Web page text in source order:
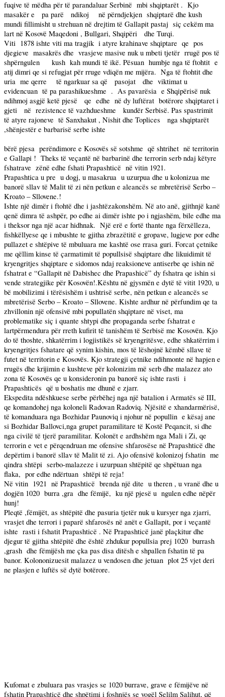
fuqive të mëdha për të parandaluar Serbinë mbi shqiptarët . Kjo
masakër e
pa parë ndikoj në përndjekjen shqiptarë dhe kush
mundi fillimisht u strehuan në drejtim të Gallapit pastaj siç cekëm ma
lart në Kosovë Maqedoni , Bullgari, Shqipëri
dhe Turqi.
Viti 1878 ishte viti ma tragjik i atyre krahinave shqiptare qe pos
djegieve masakrës dhe vrasjeve masive nuk u mbeti tjetër rrugë pos të
shpërngulen
kush kah mundi të ikë. Pësuan humbje nga të ftohtit e
atij dimri qe si refugjat për rruge vdiqën me mijëra. Nga të ftohtit dhe
uria me qerre të ngarkuar sa që pasojat dhe viktimat u
evidencuan të pa parashikueshme . As pavarësia e Shqipërisë nuk
ndihmoj asgjë ketë pjesë
qe edhe në dy luftërat botërore shqiptaret i
gjeti
në rezistence të vazhdueshme
kundër Serbisë. Pas spastrimit
të atyre rajoneve të Sanxhakut , Nishit dhe Toplices
nga shqiptarët
,shënjestër e barbarisë serbe ishte
bërë pjesa perëndimore e Kosovës së sotshme që shtrihet në territorin
e Gallapi ! Theks të veçantë në barbarinë dhe terrorin serb ndaj këtyre
fshatrave zënë edhe fshati Prapashticë në vitin 1921.
Prapashtica u pre u dogj, u masakrua u uzurpua dhe u kolonizua me
banorë sllav të Malit të zi nën petkun e aleancës se mbretërisë Serbo –
Kroato – Sllovene.!
Ishte një dimër i ftohtë dhe i jashtëzakonshëm. Në ato anë, gjithnjë kanë
qenë dimra të ashpër, po edhe ai dimër ishte po i ngjashëm, bile edhe ma
i theksor nga një acar hidhnak. Një erë e fortë thante nga fërxëlleza,
fishkëllyese qe i mbushte te gjitha zbrazëtitë e gropave, lugjeve por edhe
pullazet e shtëpive të mbuluara me kashtë ose rrasa guri. Forcat çetnike
me qëllim kinse të çarmatimit të popullsisë shqiptare dhe likuidimit të
kryengritjes shqiptare e sidomos ndaj reaksioneve antiserbe qe ishin në
fshatrat e “Gallapit në Dabishec dhe Prapashicë” dy fshatra qe ishin si
vende strategjike për Kosovën!.Kështu në gjysmën e dytë të vitit 1920, u
bë mobilizimi i tërësishëm i ushtrisë serbe, nën petkun e aleancës se
mbretërisë Serbo – Kroato – Sllovene. Kishte ardhur në përfundim qe ta
zhvillonin një ofensivë mbi popullatën shqiptare në viset, ma
problematike siç i quante shtypi dhe propaganda serbe fshatrat e
lartpërmendura për rreth kufirit të tanishëm të Serbisë me Kosovën. Kjo
do të thoshte, shkatërrim i logjistikës së kryengritësve, edhe shkatërrim i
kryengritjes fshatare që synim kishin, mos të lëshojnë këmbë sllave të
futet në territorin e Kosovës. Kjo strategji çetnike ndihmonte në hapjen e
rrugës dhe krijimin e kushteve për kolonizim më serb dhe malazez ato
zona të Kosovës qe u konsideronin pa banorë siç ishte rasti i
Prapashticës që u boshatis me dhunë e zjarr.
Ekspedita ndëshkuese serbe përbëhej nga një batalion i Armatës së III,
qe komandohej nga koloneli Radovan Radoviq. Njësitë e xhandarmërisë,
të komanduara nga Bozhidar Paunoviq i njohur në popullin e kësaj ane
si Bozhidar Ballovci,nga grupet paramilitare të Kostë Peqancit, si dhe
nga civilë të tjerë paramilitar. Kolonët e ardhshëm nga Mali i Zi, qe
terrorin e vet e përqendruan me ofensive shfarosëse në Prapashticë dhe
depërtim i banorë sllav të Malit të zi. Ajo ofensivë kolonizoj fshatin me
qindra shtëpi serbo-malazeze i uzurpuan shtëpitë qe shpëtuan nga
flaka, por edhe ndërtuan shtëpi të reja!
Në vitin 1921 në Prapashticë brenda një dite u theren , u vranë dhe u
dogjën 1020 burra ,gra dhe fëmijë, ku një pjesë u ngulen edhe nëpër
hunj!
Pleqtë ,fëmijët, as shtëpitë dhe pasuria tjetër nuk u kursyer nga zjarri,
vrasjet dhe terrori i paparë shfarosës në anët e Gallapit, por i veçantë
ishte rasti i fshatit Prapashticë . Në Prapashticë janë plaçkitur dhe
djegur të gjitha shtëpitë dhe është zhdukur popullsia prej 1020 burrash
,grash dhe fëmijësh me çka pas disa ditësh e shpallen fshatin të pa
banor. Kolononizuesit malazez u vendosen dhe jetuan plot 25 vjet deri
ne plasjen e luftës së dytë botërore.
Kufomat e zbuluara pas vrasjes se 1020 burrave, grave e fëmijëve në
fshatin Prapashticë dhe shpëtimi i foshnjës se vogël Selilm Salihut, që